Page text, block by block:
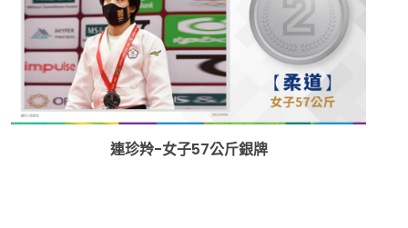
連珍羚-女子57公斤銀牌